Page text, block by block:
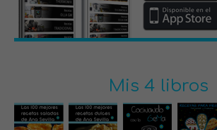
Mis 4 libros